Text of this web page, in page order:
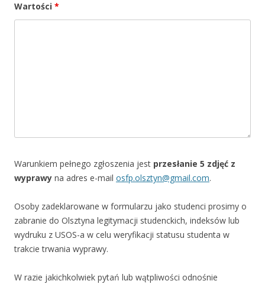
Wartości *
Warunkiem pełnego zgłoszenia jest przesłanie 5 zdjęć z
wyprawy na adres e-mail osfp.olsztyn@gmail.com.
Osoby zadeklarowane w formularzu jako studenci prosimy o
zabranie do Olsztyna legitymacji studenckich, indeksów lub
wydruku z USOS-a w celu weryfikacji statusu studenta w
trakcie trwania wyprawy.
W razie jakichkolwiek pytań lub wątpliwości odnośnie